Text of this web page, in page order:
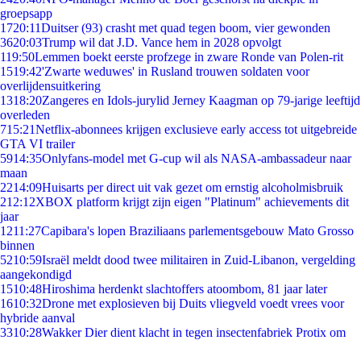
groepsapp
1720:11Duitser (93) crasht met quad tegen boom, vier gewonden
3620:03Trump wil dat J.D. Vance hem in 2028 opvolgt
119:50Lemmen boekt eerste profzege in zware Ronde van Polen-rit
1519:42'Zwarte weduwes' in Rusland trouwen soldaten voor
overlijdensuitkering
1318:20Zangeres en Idols-jurylid Jerney Kaagman op 79-jarige leeftijd
overleden
715:21Netflix-abonnees krijgen exclusieve early access tot uitgebreide
GTA VI trailer
5914:35Onlyfans-model met G-cup wil als NASA-ambassadeur naar
maan
2214:09Huisarts per direct uit vak gezet om ernstig alcoholmisbruik
212:12XBOX platform krijgt zijn eigen "Platinum" achievements dit
jaar
1211:27Capibara's lopen Braziliaans parlementsgebouw Mato Grosso
binnen
5210:59Israël meldt dood twee militairen in Zuid-Libanon, vergelding
aangekondigd
1510:48Hiroshima herdenkt slachtoffers atoombom, 81 jaar later
1610:32Drone met explosieven bij Duits vliegveld voedt vrees voor
hybride aanval
3310:28Wakker Dier dient klacht in tegen insectenfabriek Protix om